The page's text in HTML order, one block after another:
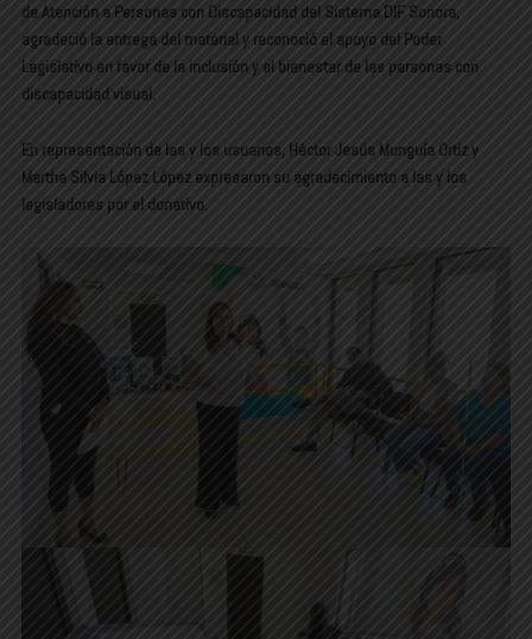
de Atención a Personas con Discapacidad del Sistema DIF Sonora,
agradeció la entrega del material y reconoció el apoyo del Poder
Legislativo en favor de la inclusión y el bienestar de las personas con
discapacidad visual.
En representación de las y los usuarios, Héctor Jesús Munguía Ortiz y
Martha Silvia López López expresaron su agradecimiento a las y los
legisladores por el donativo.